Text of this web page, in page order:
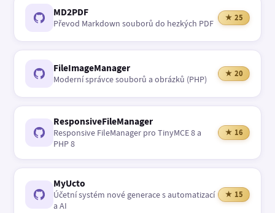
MD2PDF
Převod Markdown souborů do hezkých PDF
★ 25
FileImageManager
Moderní správce souborů a obrázků (PHP)
★ 20
ResponsiveFileManager
Responsive FileManager pro TinyMCE 8 a
PHP 8
★ 16
MyUcto
Účetní systém nové generace s automatizací
a AI
★ 15